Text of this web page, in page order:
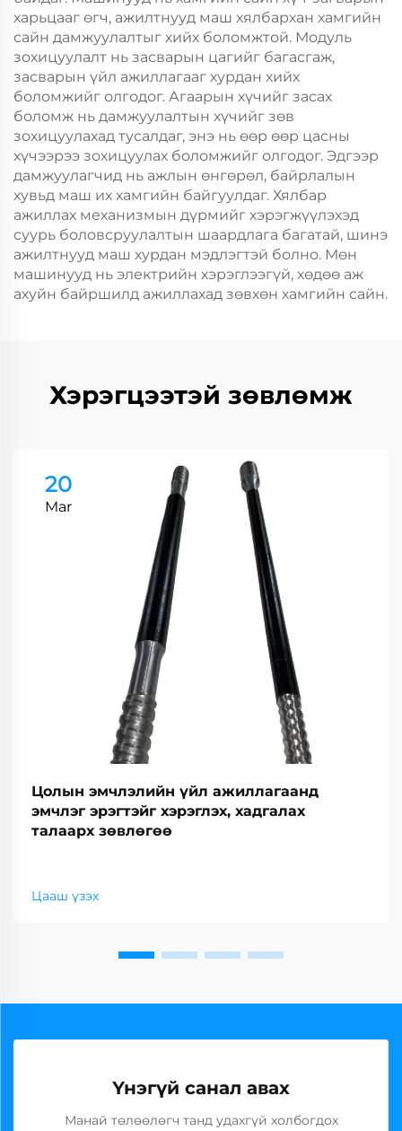
харьцааг өгч, ажилтнууд маш хялбархан хамгийн
сайн дамжуулалтыг хийх боломжтой. Модуль
зохицуулалт нь засварын цагийг багасгаж,
засварын үйл ажиллагааг хурдан хийх
боломжийг олгодог. Агаарын хүчийг засах
боломж нь дамжуулалтын хүчийг зөв
зохицуулахад тусалдаг, энэ нь өөр өөр цасны
хүчээрээ зохицуулах боломжийг олгодог. Эдгээр
дамжуулагчид нь ажлын өнгөрөл, байрлалын
хувьд маш их хамгийн байгуулдаг. Хялбар
ажиллах механизмын дүрмийг хэрэгжүүлэхэд
суурь боловсруулалтын шаардлага багатай, шинэ
ажилтнууд маш хурдан мэдлэгтэй болно. Мөн
машинууд нь электрийн хэрэглээгүй, хөдөө аж
ахуйн байршилд ажиллахад зөвхөн хамгийн сайн.
Хэрэгцээтэй зөвлөмж
20
Mar
Цолын эмчлэлийн үйл ажиллагаанд
эмчлэг эрэгтэйг хэрэглэх, хадгалах
талаарх зөвлөгөө
Цааш үзэх
Үнэгүй санал авах
Манай төлөөлөгч танд удахгүй холбогдох